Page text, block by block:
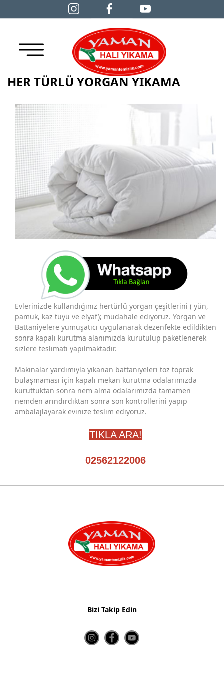
HER TÜRLÜ YORGAN YIKAMA
Evlerinizde kullandığınız hertürlü yorgan çeşitlerini ( yün,
pamuk, kaz tüyü ve elyaf); müdahale ediyoruz. Yorgan ve
Battaniyelere yumuşatıcı uygulanarak dezenfekte edildikten
sonra kapalı kurutma alanımızda kurutulup paketlenerek
sizlere teslimatı yapılmaktadır.
Makinalar yardımıyla yıkanan battaniyeleri toz toprak
bulaşmaması için kapalı mekan kurutma odalarımızda
kuruttuktan sonra nem alma odalarımızda tamamen
nemden arındırdıktan sonra son kontrollerini yapıp
ambalajlayarak evinize teslim ediyoruz.
TIKLA ARA!
02562122006
Bizi Takip Edin